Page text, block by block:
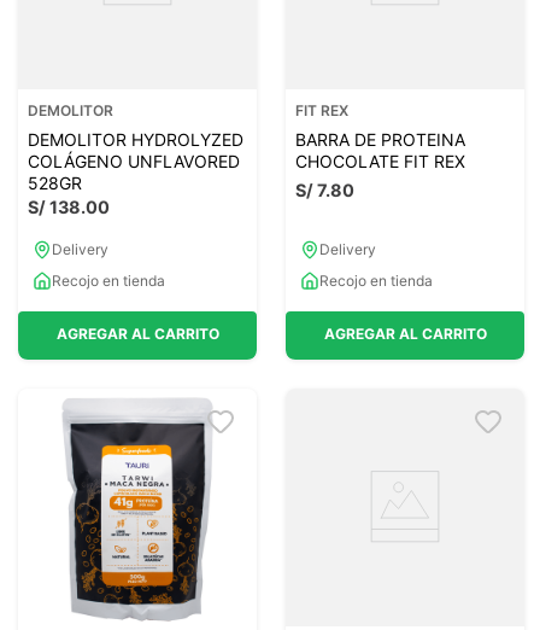
DEMOLITOR
DEMOLITOR HYDROLYZED
COLÁGENO UNFLAVORED
528GR
S/138.00
Delivery
Recojo en tienda
AGREGAR AL CARRITO
FIT REX
BARRA DE PROTEINA
CHOCOLATE FIT REX
S/7.80
Delivery
Recojo en tienda
AGREGAR AL CARRITO